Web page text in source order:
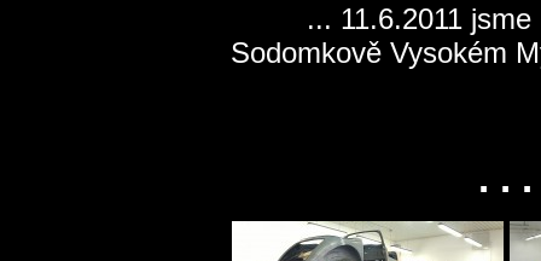
... 11.6.2011 jsme
Sodomkově Vysokém
. .